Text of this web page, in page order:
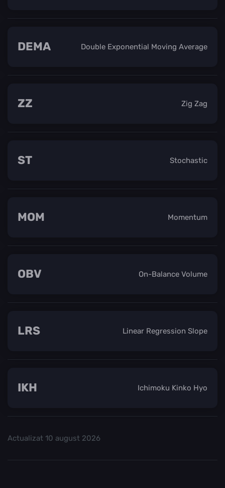
Double Exponential Moving Average
DEMA
Zig Zag
ZZ
Stochastic
ST
Momentum
MOM
On-Balance Volume
OBV
Linear Regression Slope
LRS
Ichimoku Kinko Hyo
IKH
Actualizat 10 august 2026